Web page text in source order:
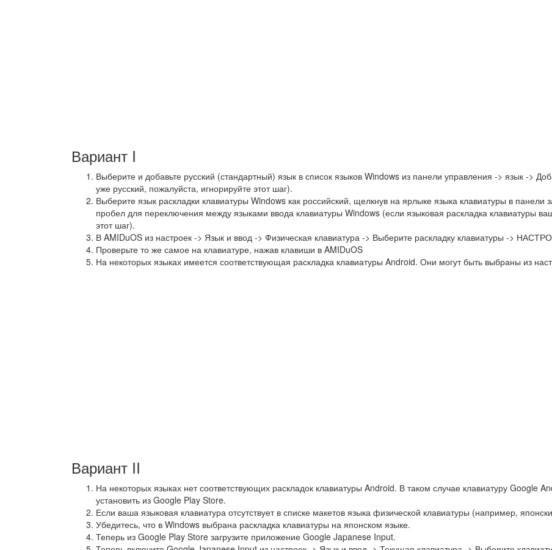
Вариант I
Выберите и добавьте русский (стандартный) язык в список языков Windows из панели управления -> язык ->
уже русский, пожалуйста, игнорируйте этот шаг).
Выберите язык раскладки клавиатуры Windows как российский, щелкнув на ярлыке языка клавиатуры в панели
пробел для переключения между языками ввода клавиатуры Windows (если языковая раскладка клавиатуры
этот шаг).
В AMIDuOS из настроек -> Язык и ввод -> Физическая клавиатура -> Выберите раскладку клавиатуры ->
Проверьте то же самое на клавиатуре, нажав клавиши в AMIDuOS
На некоторых языках имеется соответствующая раскладка клавиатуры Android. Они могут быть выбраны из
Вариант II
На некоторых языках нет соответствующих раскладок клавиатуры Android. В таком случае клавиатуру Google
установить из Google Play Store.
Если ваша языковая клавиатура отсутствует в списке макетов языка физической клавиатуры (например,
Убедитесь, что в Windows выбрана раскладка клавиатуры на японском языке.
Теперь из Google Play Store загрузите приложение Google Japanese Input.